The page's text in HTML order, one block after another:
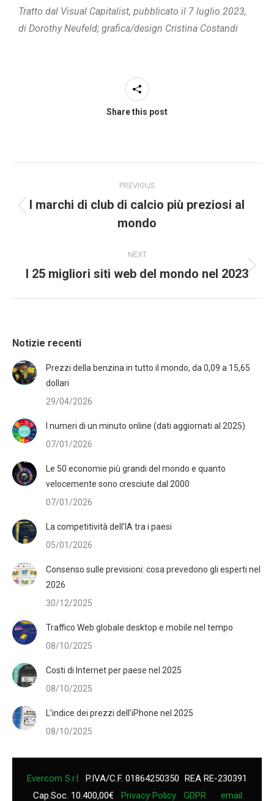
Tratto dal Visual Capitalist, pubblicato il 7 luglio 2023,
di Dorothy Neufeld; grafica/design Cristina Costandi
Share this post
PREVIOUS
I marchi di club di calcio più preziosi al
mondo
NEXT
I 25 migliori siti web del mondo nel 2023
Notizie recenti
Prezzi della benzina in tutto il mondo, da 0,09 a 15,65
dollari
29/04/2026
I numeri di un minuto online (dati aggiornati al 2025)
07/01/2026
Le 50 economie più grandi del mondo e quanto
velocemente sono cresciute dal 2000
07/01/2026
La competitività dell’IA tra i paesi
05/01/2026
Consenso sulle previsioni: cosa prevedono gli esperti nel
2026
30/12/2025
Traffico Web globale desktop e mobile nel tempo
08/10/2025
Costi di Internet per paese nel 2025
08/10/2025
L’indice dei prezzi dell’iPhone nel 2025
08/10/2025
Evercom S.r.l. P.IVA/C.F. 01864250350 REA RE-230391
Cap.Soc. 10.400,00€
Privacy Policy GDPR email: